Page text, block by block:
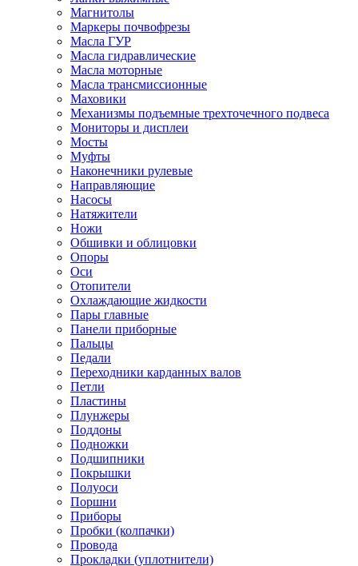
Магнитолы
Маркеры почвофрезы
Масла ГУР
Масла гидравлические
Масла моторные
Масла трансмиссионные
Маховики
Механизмы подъемные трехточечного подвеса
Мониторы и дисплеи
Мосты
Муфты
Наконечники рулевые
Направляющие
Насосы
Натяжители
Ножи
Обшивки и облицовки
Опоры
Оси
Отопители
Охлаждающие жидкости
Пары главные
Панели приборные
Пальцы
Педали
Переходники карданных валов
Петли
Пластины
Плунжеры
Поддоны
Подножки
Подшипники
Покрышки
Полуоси
Поршни
Приборы
Пробки (колпачки)
Провода
Прокладки (уплотнители)